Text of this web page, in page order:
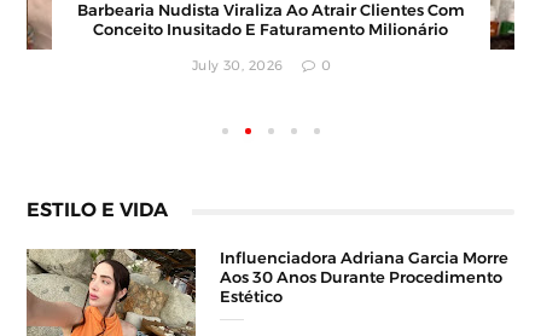
Barbearia Nudista Viraliza Ao Atrair Clientes Com
Conceito Inusitado E Faturamento Milionário
July 30, 2026 0
ESTILO E VIDA
Influenciadora Adriana Garcia Morre
Aos 30 Anos Durante Procedimento
Estético